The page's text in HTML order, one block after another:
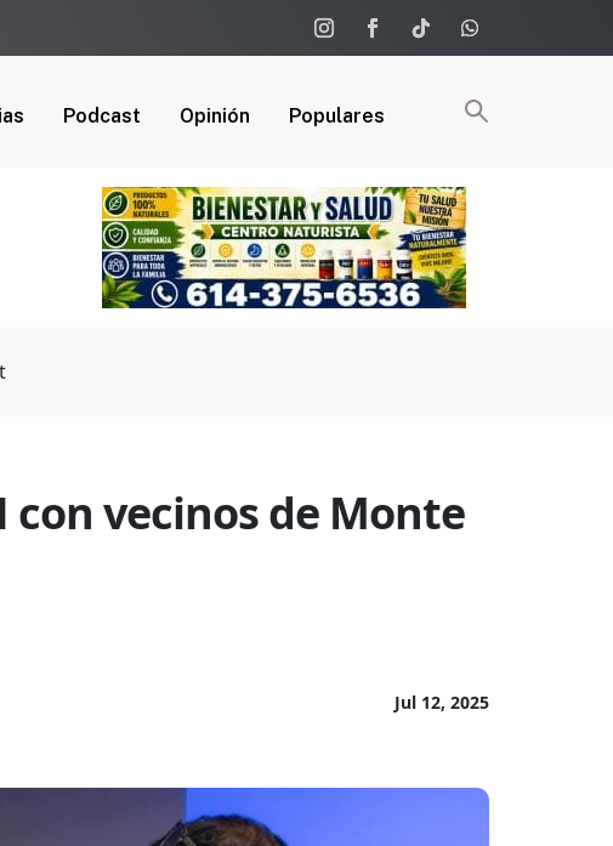
Podcast Opinión Populares
con vecinos de Monte
Jul 12, 2025